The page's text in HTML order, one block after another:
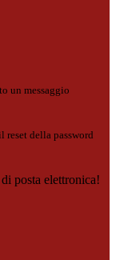
un messaggio
reset della password
posta elettronica!